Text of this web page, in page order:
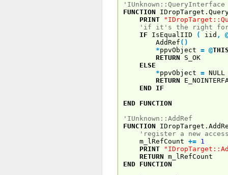
'IUnknown::QueryInterface
FUNCTION
PRINT
'if it's the right
IF IsEqualIID ( iid ,
AddRef ( )
*ppvObject = @
RETURN S_OK
ELSE
*ppvObject = NULL
RETURN
END IF
END FUNCTION
'IUnknown::AddRef
FUNCTION
'register a new
m_lRefCount += 1
PRINT
RETURN m_lRefCount
END FUNCTION